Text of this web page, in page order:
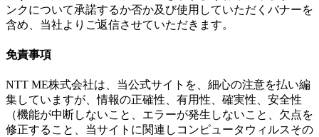
ンクについて承諾するか否か及び使用していただくバナーを
含め、当社よりご返信させていただきます。
免責事項
NTT ME株式会社は、当公式サイトを、細心の注意を払い編
集していますが、情報の正確性、有用性、確実性、安全性
（機能が中断しないこと、エラーが発生しないこと、欠点を
修正すること、当サイトに関連しコンピュータウィルスその